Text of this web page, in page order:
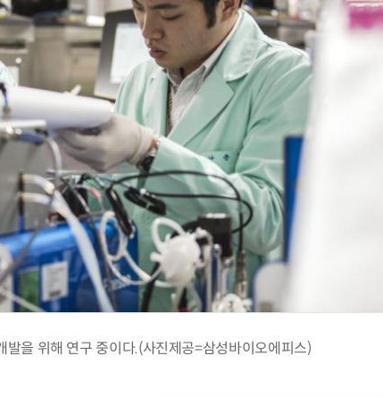
을 위해 연구 중이다.(사진제공=삼성바이오에피스)